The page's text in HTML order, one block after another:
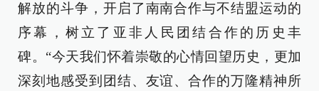
解放的斗争，开启了南南合作与不结盟运动的
序幕，树立了亚非人民团结合作的历史丰
碑。“今天我们怀着崇敬的心情回望历史，更加
深刻地感受到团结、友谊、合作的万隆精神所